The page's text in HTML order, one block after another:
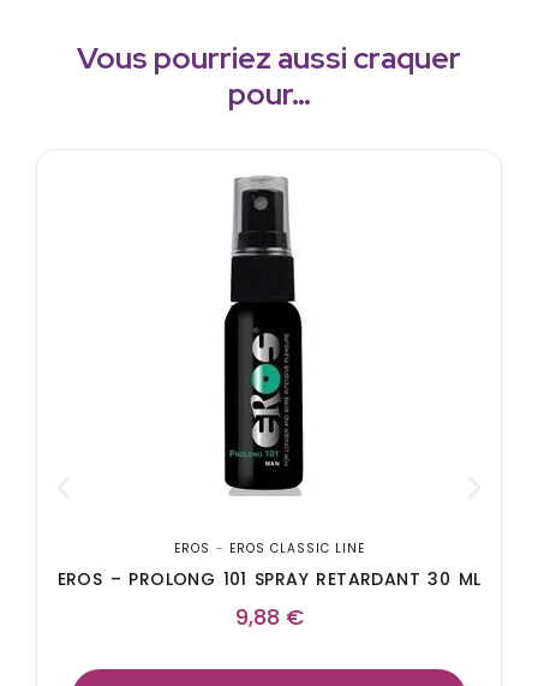
Vous pourriez aussi craquer
pour…
EROS – EROS CLASSIC LINE
EROS – PROLONG 101 SPRAY RETARDANT 30 ML
9,88 €